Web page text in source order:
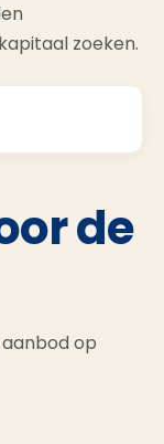
zoeken.
de
op